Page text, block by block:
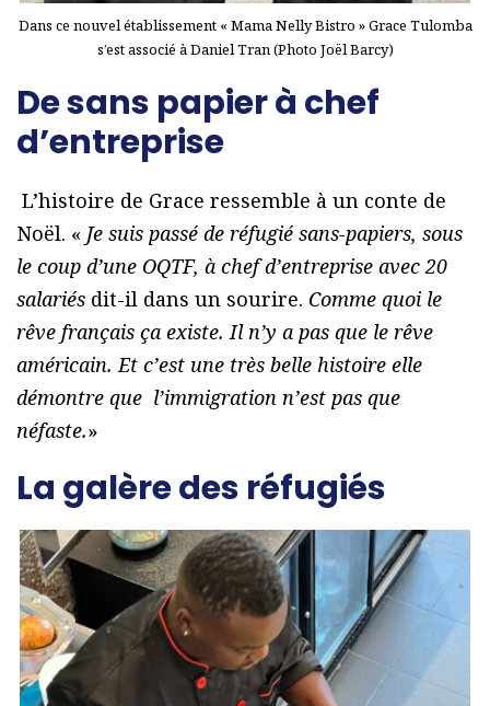
Dans ce nouvel établissement « Mama Nelly Bistro » Grace Tulomba
s’est associé à Daniel Tran (Photo Joël Barcy)
De sans papier à chef
d’entreprise
L’histoire de Grace ressemble à un conte de
Noël. « Je suis passé de réfugié sans-papiers, sous
le coup d’une OQTF, à chef d’entreprise avec 20
salariés dit-il dans un sourire. Comme quoi le
rêve français ça existe. Il n’y a pas que le rêve
américain. Et c’est une très belle histoire elle
démontre que l’immigration n’est pas que
néfaste.»
La galère des réfugiés